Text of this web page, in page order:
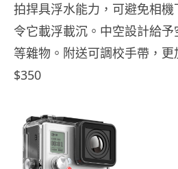
拍捍具浮水能力，可避免相
令它載浮載沉。中空設計給
等雜物。附送可調校手帶，更
$350